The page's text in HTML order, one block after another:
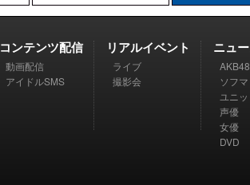
コンテンツ配信
動画配信
アイドルSMS
リアルイベント
ライブ
撮影会
ニュ
AKB48
ソフ
ユニ
声優
女優
DVD